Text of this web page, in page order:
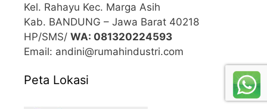
Kel. Rahayu Kec. Marga Asih
Kab. BANDUNG – Jawa Barat 40218
HP/SMS/ WA: 081320224593
Email: andini@rumahindustri.com
Peta Lokasi